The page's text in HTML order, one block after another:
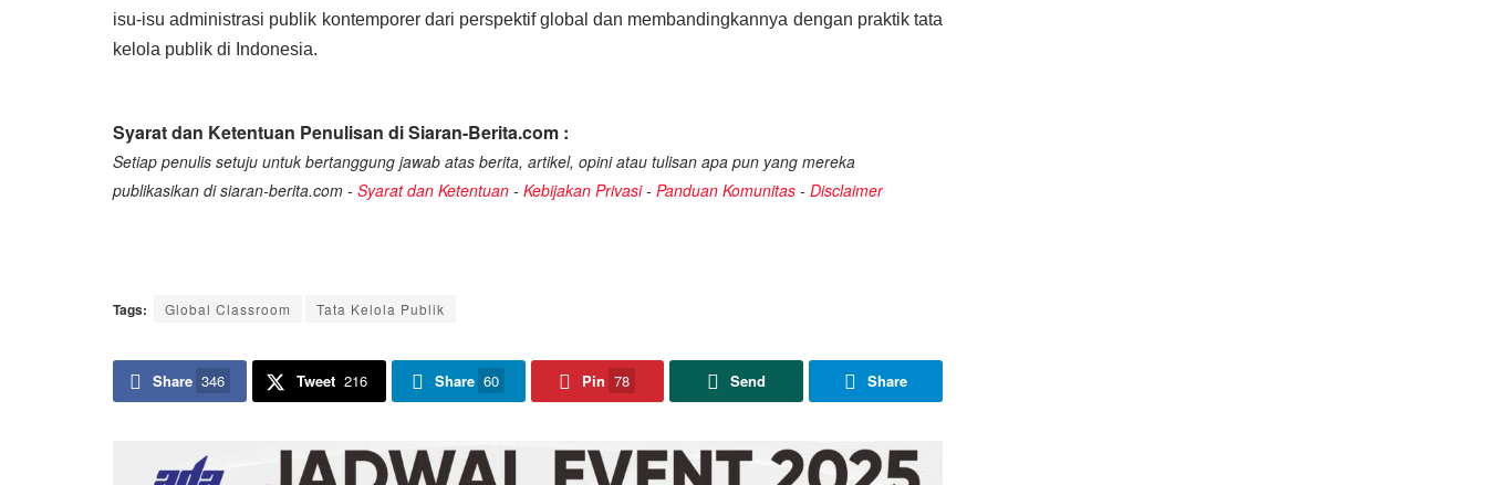
isu-isu administrasi publik kontemporer dari perspektif global dan membandingkannya dengan praktik tata
kelola publik di Indonesia.
Syarat dan Ketentuan Penulisan di Siaran-Berita.com :
Setiap penulis setuju untuk bertanggung jawab atas berita, artikel, opini atau tulisan apa pun yang mereka
publikasikan di siaran-berita.com - Syarat dan Ketentuan - Kebijakan Privasi- Panduan Komunitas - Disclaimer
Tags: Global Classroom Tata Kelola Publik
Share 346 Tweet 216 Share 60 Pin 78 Send Share